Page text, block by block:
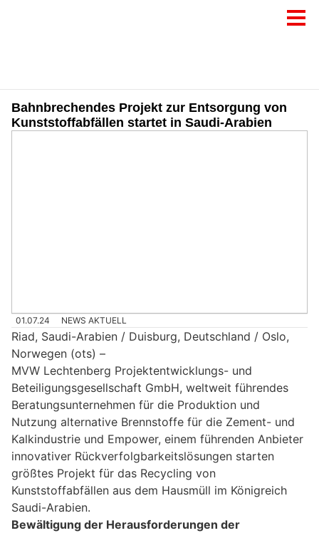
Bahnbrechendes Projekt zur Entsorgung von
Kunststoffabfällen startet in Saudi-Arabien
01.07.24 NEWS AKTUELL
Riad, Saudi-Arabien / Duisburg, Deutschland / Oslo,
Norwegen (ots) –
MVW Lechtenberg Projektentwicklungs- und
Beteiligungsgesellschaft GmbH, weltweit führendes
Beratungsunternehmen für die Produktion und
Nutzung alternative Brennstoffe für die Zement- und
Kalkindustrie und Empower, einem führenden Anbieter
innovativer Rückverfolgbarkeitslösungen starten
größtes Projekt für das Recycling von
Kunststoffabfällen aus dem Hausmüll im Königreich
Saudi-Arabien.
Bewältigung der Herausforderungen der